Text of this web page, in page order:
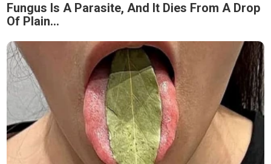
Fungus Is A Parasite, And It Dies From A Drop
Of Plain...